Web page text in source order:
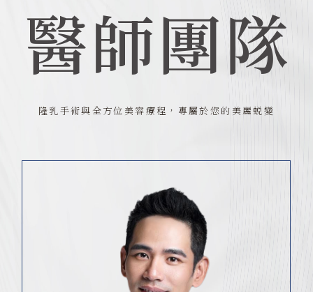
醫師團隊
隆乳手術與全方位美容療程，專屬於您的美麗蜕變